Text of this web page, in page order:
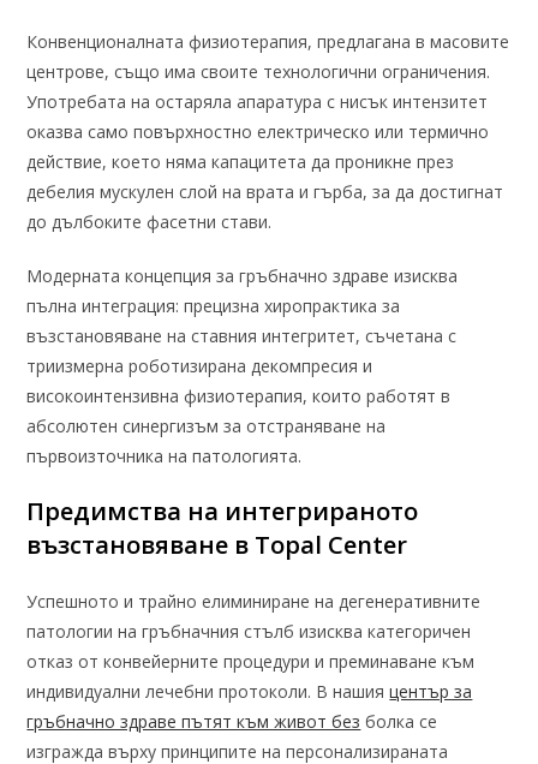
Конвенционалната физиотерапия, предлагана в масовите
центрове, също има своите технологични ограничения.
Употребата на остаряла апаратура с нисък интензитет
оказва само повърхностно електрическо или термично
действие, което няма капацитета да проникне през
дебелия мускулен слой на врата и гърба, за да достигнат
до дълбоките фасетни стави.
Модерната концепция за гръбначно здраве изисква
пълна интеграция: прецизна хиропрактика за
възстановяване на ставния интегритет, съчетана с
триизмерна роботизирана декомпресия и
високоинтензивна физиотерапия, които работят в
абсолютен синергизъм за отстраняване на
първоизточника на патологията.
Предимства на интегрираното
възстановяване в Topal Center
Успешното и трайно елиминиране на дегенеративните
патологии на гръбначния стълб изисква категоричен
отказ от конвейерните процедури и преминаване към
индивидуални лечебни протоколи. В нашияцентър за
гръбначно здраве пътят към живот без болка се
изгражда върху принципите на персонализираната